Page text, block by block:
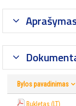
Bylos pavadinimas
Bukletas (LT)